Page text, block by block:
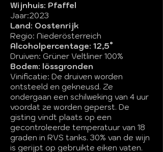
Wijnhuis: Pfaffel
Jaar:2023
Land: Oostenrijk
Regio: Niederösterreich
Alcoholpercentage: 12,5°
Druiven: Grüner Veltliner 100%
Bodem: lössgronden
Vinificatie: De druiven worden
ontsteeld en gekneusd. Ze
ondergaan een schilweking van 4 uur
voordat ze worden geperst. De
gisting vindt plaats op een
gecontroleerde temperatuur van 18
graden in RVS tanks. 30% van de wijn
is gerijpt op gebruikte eiken vaten.